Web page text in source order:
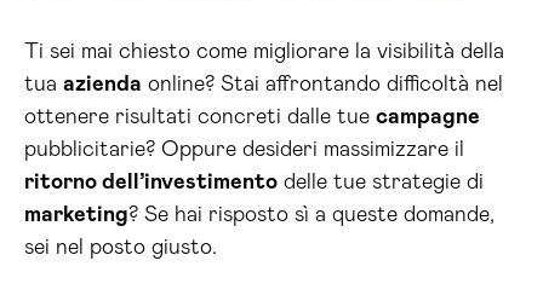
Ti sei mai chiesto come migliorare la visibilità della
tua azienda online? Stai affrontando difficoltà nel
ottenere risultati concreti dalle tue campagne
pubblicitarie? Oppure desideri massimizzare il
ritorno dell’investimento delle tue strategie di
marketing? Se hai risposto sì a queste domande,
sei nel posto giusto.